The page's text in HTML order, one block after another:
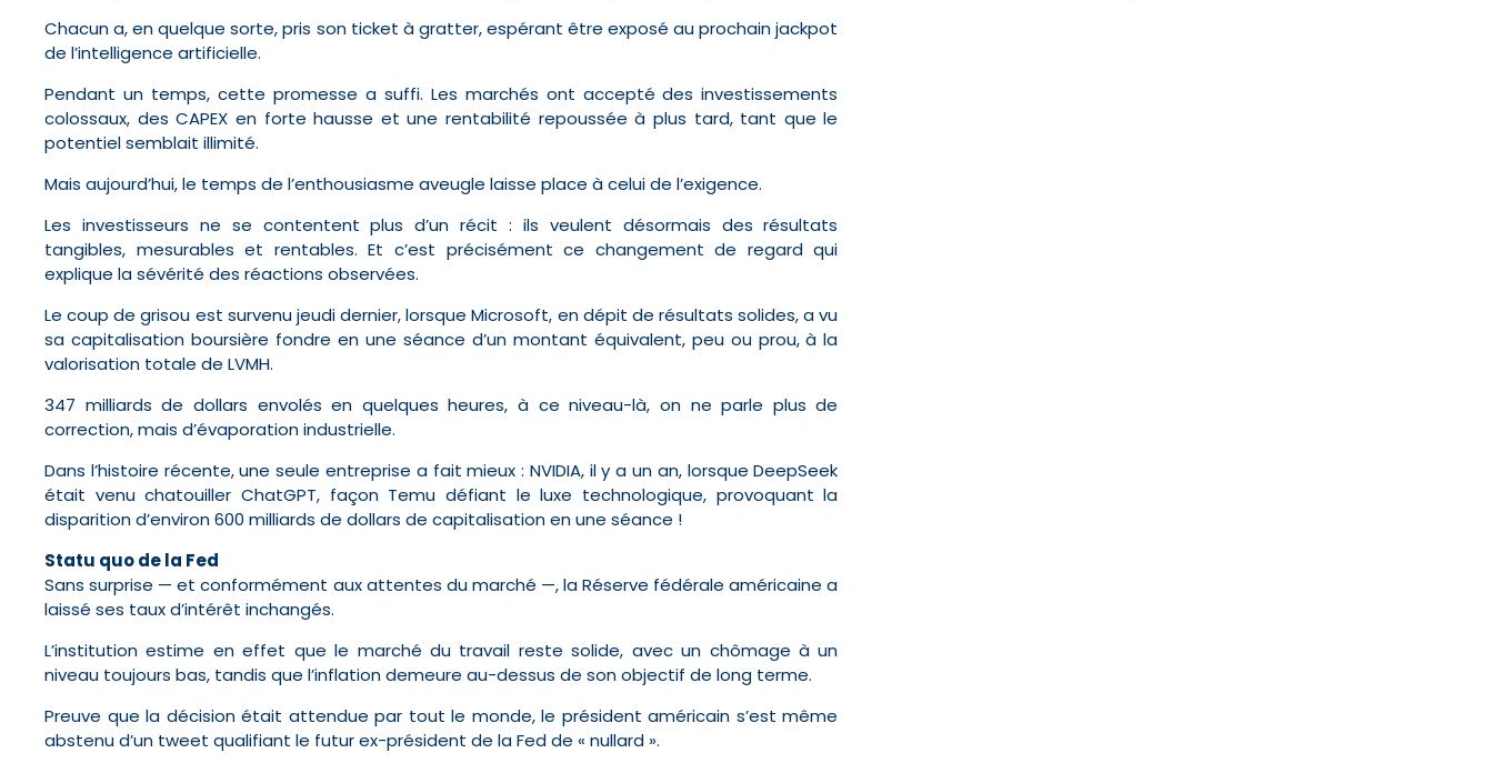
Chacun a, en quelque sorte, pris son ticket à gratter, espérant être exposé au prochain jackpot
de l’intelligence artificielle.
Pendant un temps, cette promesse a suffi. Les marchés ont accepté des investissements
colossaux, des CAPEX en forte hausse et une rentabilité repoussée à plus tard, tant que le
potentiel semblait illimité.
Mais aujourd’hui, le temps de l’enthousiasme aveugle laisse place à celui de l’exigence.
Les investisseurs ne se contentent plus d’un récit : ils veulent désormais des résultats
tangibles, mesurables et rentables. Et c’est précisément ce changement de regard qui
explique la sévérité des réactions observées.
Le coup de grisou est survenu jeudi dernier, lorsque Microsoft, en dépit de résultats solides, a vu
sa capitalisation boursière fondre en une séance d’un montant équivalent, peu ou prou, à la
valorisation totale de LVMH.
347 milliards de dollars envolés en quelques heures, à ce niveau-là, on ne parle plus de
correction, mais d’évaporation industrielle.
Dans l’histoire récente, une seule entreprise a fait mieux : NVIDIA, il y a un an, lorsque DeepSeek
était venu chatouiller ChatGPT, façon Temu défiant le luxe technologique, provoquant la
disparition d’environ 600 milliards de dollars de capitalisation en une séance !
Statu quo de la Fed
Sans surprise — et conformément aux attentes du marché —, la Réserve fédérale américaine a
laissé ses taux d’intérêt inchangés.
L’institution estime en effet que le marché du travail reste solide, avec un chômage à un
niveau toujours bas, tandis que l’inflation demeure au-dessus de son objectif de long terme.
Preuve que la décision était attendue par tout le monde, le président américain s’est même
abstenu d’un tweet qualifiant le futur ex-président de la Fed de « nullard ».